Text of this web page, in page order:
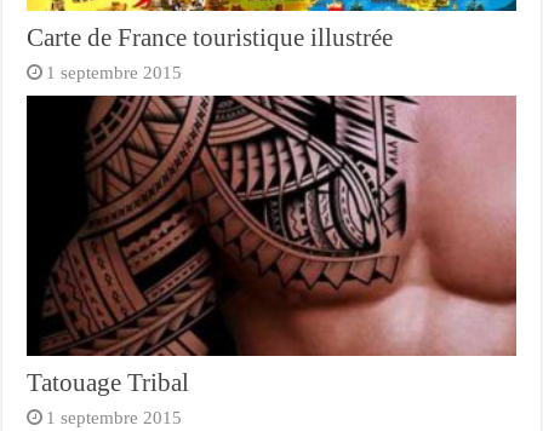
Carte de France touristique illustrée
1 septembre 2015
Tatouage Tribal
1 septembre 2015